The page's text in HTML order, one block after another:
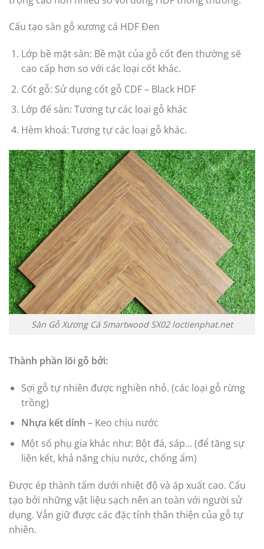
Cấu tạo sàn gỗ xương cá HDF Đen
Lớp bề mặt sàn: Bề mặt của gỗ cốt đen thường sẽ
cao cấp hơn so với các loại cốt khác.
Cốt gỗ: Sử dụng cốt gỗ CDF – Black HDF
Lớp đế sàn: Tương tự các loại gỗ khác
Hèm khoá: Tương tự các loại gỗ khác.
Sàn Gỗ Xương Cá Smartwood SX02 loctienphat.net
Thành phần lõi gỗ bởi:
Sợi gỗ tự nhiên được nghiền nhỏ. (các loại gỗ rừng
trồng)
Nhựa kết dính – Keo chịu nước
Một số phụ gia khác như: Bột đá, sáp… (để tăng sự
liên kết, khả năng chịu nước, chống ẩm)
Được ép thành tấm dưới nhiệt độ và áp xuất cao. Cấu
tạo bởi những vật liệu sạch nên an toàn với người sử
dụng. Vẫn giữ được các đặc tính thân thiện của gỗ tự
nhiên.